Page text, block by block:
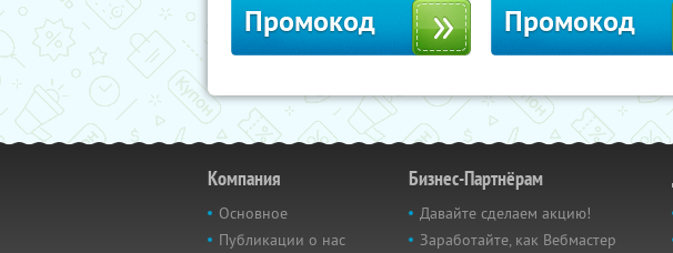
Промокод Промокод
Компания
Основное
Публикации о нас
Бизнес-Партнёрам
Давайте сделаем акцию!
Заработайте, как Вебмастер